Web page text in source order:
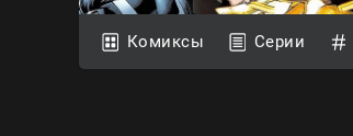
Комиксы Серии